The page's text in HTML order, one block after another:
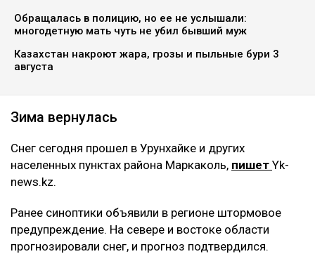
Обращалась в полицию, но ее не услышали:
многодетную мать чуть не убил бывший муж
Казахстан накроют жара, грозы и пыльные бури 3
августа
Зима вернулась
Снег сегодня прошел в Урунхайке и других
населенных пунктах района Маркаколь, пишет Yk-
news.kz.
Ранее синоптики объявили в регионе штормовое
предупреждение. На севере и востоке области
прогнозировали снег, и прогноз подтвердился.